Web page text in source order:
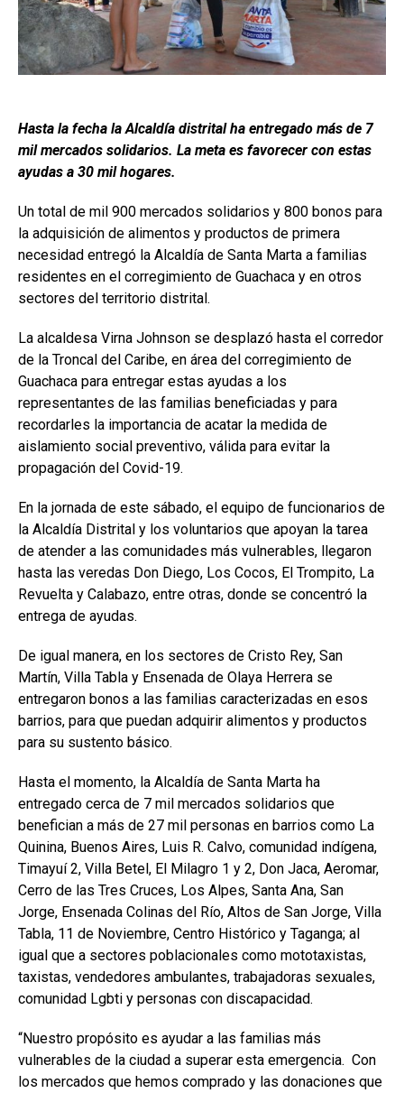
Hasta la fecha la Alcaldía distrital ha entregado más de 7
mil mercados solidarios. La meta es favorecer con estas
ayudas a 30 mil hogares.
Un total de mil 900 mercados solidarios y 800 bonos para
la adquisición de alimentos y productos de primera
necesidad entregó la Alcaldía de Santa Marta a familias
residentes en el corregimiento de Guachaca y en otros
sectores del territorio distrital.
La alcaldesa Virna Johnson se desplazó hasta el corredor
de la Troncal del Caribe, en área del corregimiento de
Guachaca para entregar estas ayudas a los
representantes de las familias beneficiadas y para
recordarles la importancia de acatar la medida de
aislamiento social preventivo, válida para evitar la
propagación del Covid-19.
En la jornada de este sábado, el equipo de funcionarios de
la Alcaldía Distrital y los voluntarios que apoyan la tarea
de atender a las comunidades más vulnerables, llegaron
hasta las veredas Don Diego, Los Cocos, El Trompito, La
Revuelta y Calabazo, entre otras, donde se concentró la
entrega de ayudas.
De igual manera, en los sectores de Cristo Rey, San
Martín, Villa Tabla y Ensenada de Olaya Herrera se
entregaron bonos a las familias caracterizadas en esos
barrios, para que puedan adquirir alimentos y productos
para su sustento básico.
Hasta el momento, la Alcaldía de Santa Marta ha
entregado cerca de 7 mil mercados solidarios que
benefician a más de 27 mil personas en barrios como La
Quinina, Buenos Aires, Luis R. Calvo, comunidad indígena,
Timayuí 2, Villa Betel, El Milagro 1 y 2, Don Jaca, Aeromar,
Cerro de las Tres Cruces, Los Alpes, Santa Ana, San
Jorge, Ensenada Colinas del Río, Altos de San Jorge, Villa
Tabla, 11 de Noviembre, Centro Histórico y Taganga; al
igual que a sectores poblacionales como mototaxistas,
taxistas, vendedores ambulantes, trabajadoras sexuales,
comunidad Lgbti y personas con discapacidad.
“Nuestro propósito es ayudar a las familias más
vulnerables de la ciudad a superar esta emergencia. Con
los mercados que hemos comprado y las donaciones que